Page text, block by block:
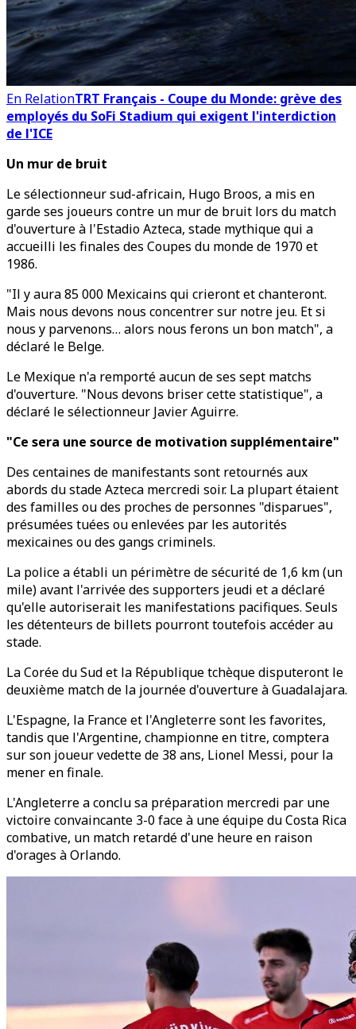
En RelationTRT Français - Coupe du Monde: grève des
employés du SoFi Stadium qui exigent l'interdiction
de l'ICE
Un mur de bruit
Le sélectionneur sud-africain, Hugo Broos, a mis en
garde ses joueurs contre un mur de bruit lors du match
d'ouverture à l'Estadio Azteca, stade mythique qui a
accueilli les finales des Coupes du monde de 1970 et
1986.
"Il y aura 85 000 Mexicains qui crieront et chanteront.
Mais nous devons nous concentrer sur notre jeu. Et si
nous y parvenons… alors nous ferons un bon match", a
déclaré le Belge.
Le Mexique n'a remporté aucun de ses sept matchs
d'ouverture. "Nous devons briser cette statistique", a
déclaré le sélectionneur Javier Aguirre.
"Ce sera une source de motivation supplémentaire"
Des centaines de manifestants sont retournés aux
abords du stade Azteca mercredi soir. La plupart étaient
des familles ou des proches de personnes "disparues",
présumées tuées ou enlevées par les autorités
mexicaines ou des gangs criminels.
La police a établi un périmètre de sécurité de 1,6 km (un
mile) avant l'arrivée des supporters jeudi et a déclaré
qu'elle autoriserait les manifestations pacifiques. Seuls
les détenteurs de billets pourront toutefois accéder au
stade.
La Corée du Sud et la République tchèque disputeront le
deuxième match de la journée d'ouverture à Guadalajara.
L'Espagne, la France et l'Angleterre sont les favorites,
tandis que l'Argentine, championne en titre, comptera
sur son joueur vedette de 38 ans, Lionel Messi, pour la
mener en finale.
L'Angleterre a conclu sa préparation mercredi par une
victoire convaincante 3-0 face à une équipe du Costa Rica
combative, un match retardé d'une heure en raison
d'orages à Orlando.